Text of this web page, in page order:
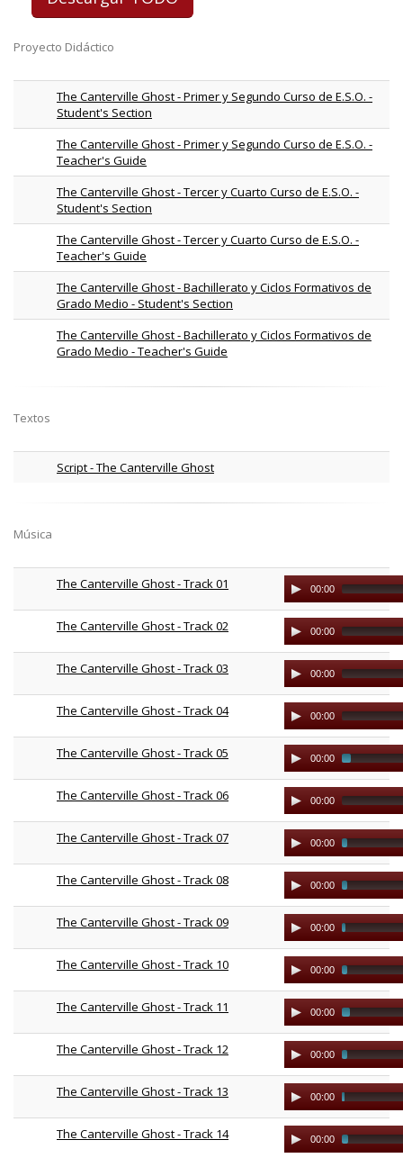
Proyecto Didáctico
The Canterville Ghost - Primer y Segundo Curso de E.S.O. -
Student's Section
The Canterville Ghost - Primer y Segundo Curso de E.S.O. -
Teacher's Guide
The Canterville Ghost - Tercer y Cuarto Curso de E.S.O. -
Student's Section
The Canterville Ghost - Tercer y Cuarto Curso de E.S.O. -
Teacher's Guide
The Canterville Ghost - Bachillerato y Ciclos Formativos de
Grado Medio - Student's Section
The Canterville Ghost - Bachillerato y Ciclos Formativos de
Grado Medio - Teacher's Guide
Textos
Script - The Canterville Ghost
Música
The Canterville Ghost - Track 01
Audio
Player
00:00
The Canterville Ghost - Track 02
Audio
Player
00:00
The Canterville Ghost - Track 03
Audio
Player
00:00
The Canterville Ghost - Track 04
Audio
Player
00:00
The Canterville Ghost - Track 05
Audio
Player
00:00
The Canterville Ghost - Track 06
Audio
Player
00:00
The Canterville Ghost - Track 07
Audio
Player
00:00
The Canterville Ghost - Track 08
Audio
Player
00:00
The Canterville Ghost - Track 09
Audio
Player
00:00
The Canterville Ghost - Track 10
Audio
Player
00:00
The Canterville Ghost - Track 11
Audio
Player
00:00
The Canterville Ghost - Track 12
Audio
Player
00:00
The Canterville Ghost - Track 13
Audio
Player
00:00
The Canterville Ghost - Track 14
Audio
Player
00:00